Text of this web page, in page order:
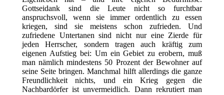
Gottseidank sind die Leute nicht so furchtbar
anspruchsvoll, wenn sie immer ordentlich zu essen
kriegen, sind sie meistens schon zufrieden. Und
zufriedene Untertanen sind nicht nur eine Zierde für
jeden Herrscher, sondern tragen auch kräftig zum
eigenen Aufstieg bei: Um ein Gebiet zu erobern, muß
man nämlich mindestens 50 Prozent der Bewohner auf
seine Seite bringen. Manchmal hilft allerdings die ganze
Freundlichkeit nichts, und ein Krieg gegen die
Nachbardörfer ist unvermeidlich. Dann rekrutiert man